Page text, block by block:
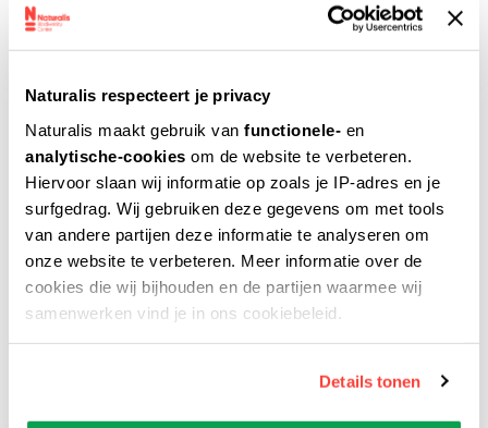
Naturalis respecteert je privacy
Naturalis maakt gebruik van functionele- en
analytische-cookies om de website te verbeteren.
Hiervoor slaan wij informatie op zoals je IP-adres en je
surfgedrag. Wij gebruiken deze gegevens om met tools
van andere partijen deze informatie te analyseren om
onze website te verbeteren. Meer informatie over de
cookies die wij bijhouden en de partijen waarmee wij
samenwerken vind je in ons cookiebeleid.
Details tonen
geleefd. Ook zien we aan het tandglazuur dat er
betekent dat ze vaak in hetzelfde gebied
bleven, en dus weinig migreerden: een nieuwe
ontdekking. Voorheen werd namelijk gedacht
dat gehoornde dinosaurussen
zoalsTriceratopsveelal rondtrokken om
voldoende voedsel te vinden.